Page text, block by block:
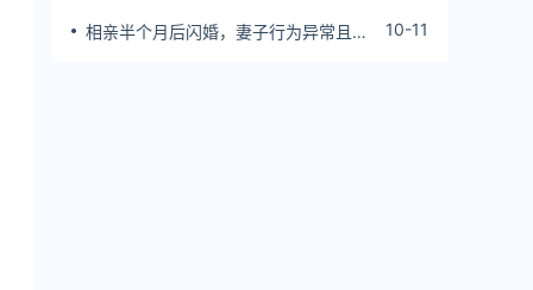
相亲半个月后闪婚，妻子行为异常且持
10-11